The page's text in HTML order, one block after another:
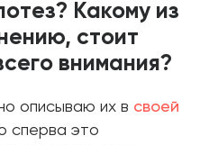
Какому из
стоит
внимания?
описываю их в своей
сперва это